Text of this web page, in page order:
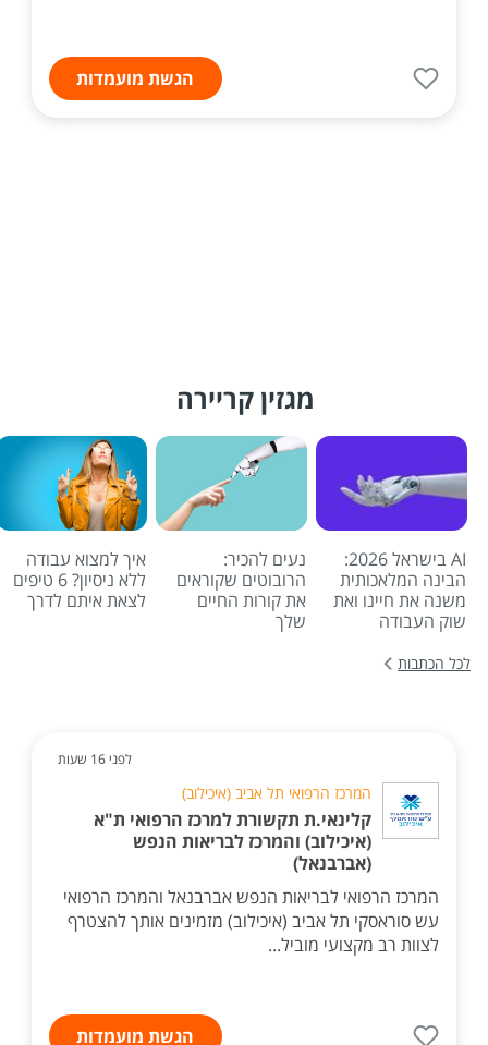
הגשת מועמדות
מגזין קריירה
AI בישראל 2026:
הבינה המלאכותית
משנה את חיינו ואת
שוק העבודה
נעים להכיר:
הרובוטים שקוראים
את קורות החיים
שלך
איך למצוא עבודה
ללא ניסיון? 6 טיפים
לצאת איתם לדרך
לכל הכתבות
לפני 16 שעות
המרכז הרפואי תל אביב (איכילוב)
קלינאי.ת תקשורת למרכז הרפואי ת"א
(איכילוב) והמרכז לבריאות הנפש
(אברבנאל)
המרכז הרפואי לבריאות הנפש אברבנאל והמרכז הרפואי
עש סוראסקי תל אביב (איכילוב) מזמינים אותך להצטרף
לצוות רב מקצועי מוביל...
הגשת מועמדות